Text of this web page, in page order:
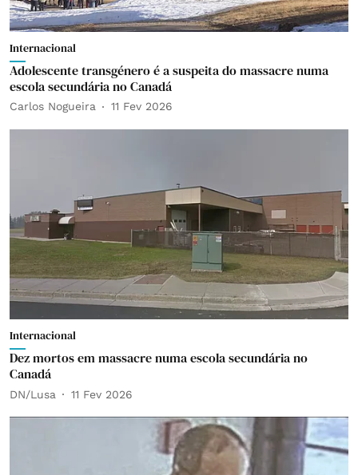
Internacional
Adolescente transgénero é a suspeita do massacre numa
escola secundária no Canadá
Carlos Nogueira 11 Fev 2026
Internacional
Dez mortos em massacre numa escola secundária no
Canadá
DN/Lusa 11 Fev 2026